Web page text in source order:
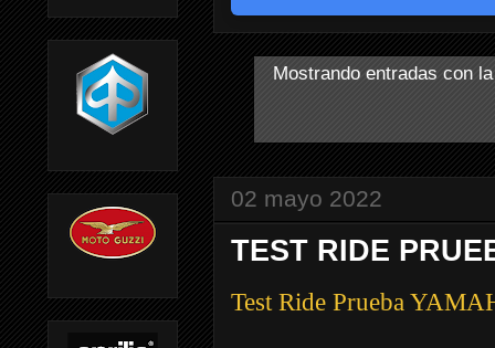
Mostrando entradas con
02 mayo 2022
TEST RIDE
Test Ride Prueba